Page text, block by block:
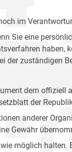
im
Sie eine
der zuständigen
dem offiziell
der
anderer
Gewähr
möglich